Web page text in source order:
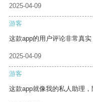
2025-04-09
游客
这款app的用户评论非常真实
2025-04-09
游客
这款app就像我的私人助理，